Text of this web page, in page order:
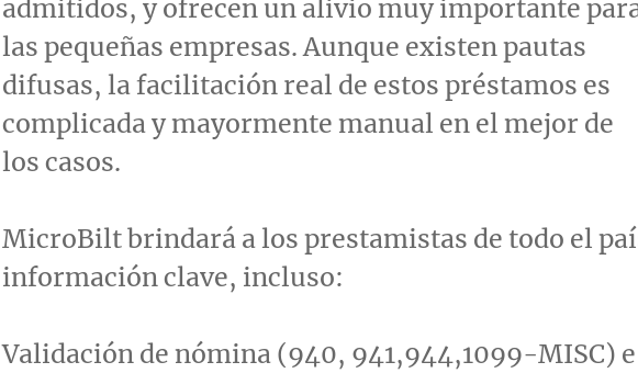
admitidos, y ofrecen un alivio muy importante
las pequeñas empresas. Aunque existen pautas
difusas, la facilitación real de estos préstamos es
complicada y mayormente manual en el mejor de
los casos.
MicroBilt brindará a los prestamistas de todo el
información clave, incluso:
Validación de nómina (940, 941,944,1099-MISC) e